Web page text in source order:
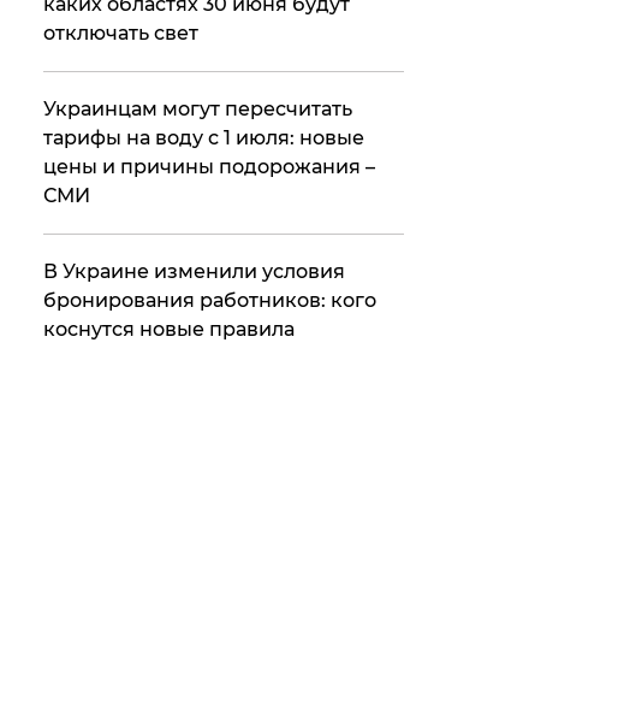
отключать свет
Украинцам могут пересчитать
тарифы на воду с 1 июля: новые
цены и причины подорожания –
СМИ
В Украине изменили условия
бронирования работников: кого
коснутся новые правила